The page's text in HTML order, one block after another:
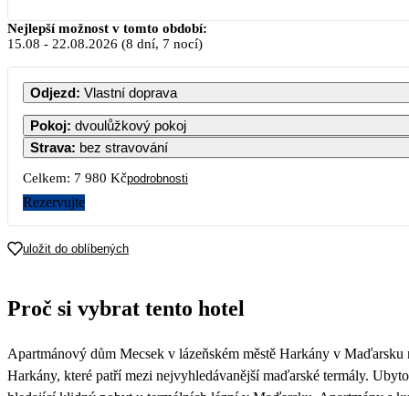
Srpen
PO ÚT ST ČT
3 4 5 6
31
Nejlepší možnost v tomto období:
15.08 - 22.08.2026 (8 dní, 7 nocí)
Odjezd: Vlastní doprava
Pokoj: dvoulůžkový pokoj
Strava: bez stravování
Celkem: 7 980 Kčpodrobnosti
Rezervujte
uložit do oblíbených
Proč si vybrat tento hotel
Apartmánový dům Mecsek v lázeňském městě Harkány v
Harkány, které patří mezi nejvyhledávanější maďarské termály.